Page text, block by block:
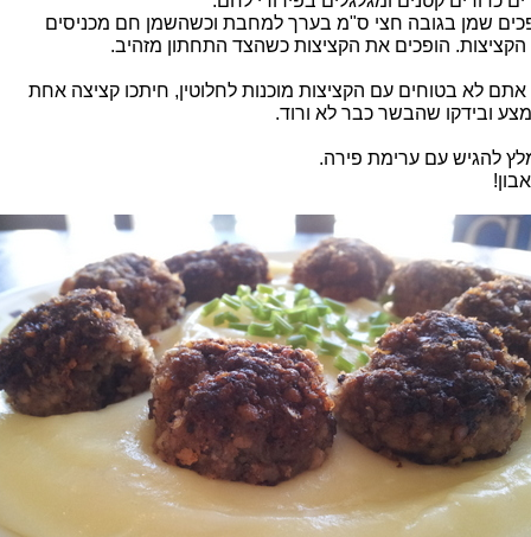
שמן בגובה חצי ס"מ בערך למחבת וכשהשמן חם מכניסים
הופכים את הקציצות כשהצד התחתון מזהיב.
לא בטוחים עם הקציצות מוכנות לחלוטין, חיתכו קציצה אחת
ובידקו שהבשר כבר לא ורוד.
להגיש עם ערימת פירה.